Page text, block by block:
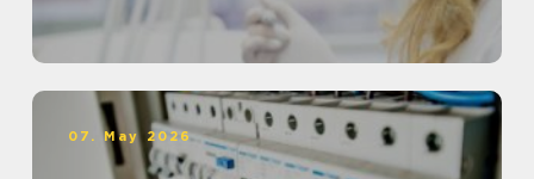
07. May 2026